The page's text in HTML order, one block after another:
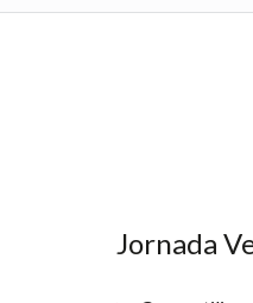
Jornada